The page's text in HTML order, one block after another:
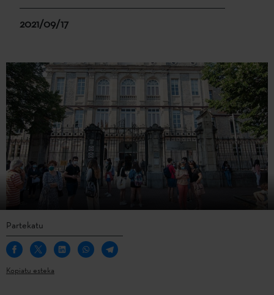
2021/09/17
Partekatu
Kopiatu esteka